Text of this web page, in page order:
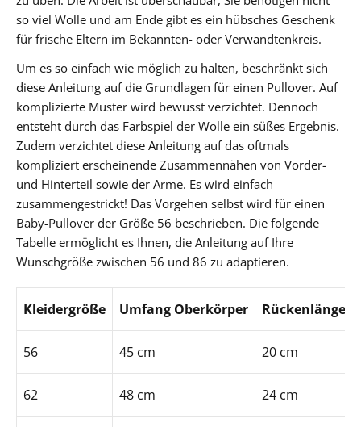
so viel Wolle und am Ende gibt es ein hübsches Geschenk
für frische Eltern im Bekannten- oder Verwandtenkreis.
Um es so einfach wie möglich zu halten, beschränkt sich
diese Anleitung auf die Grundlagen für einen Pullover. Auf
komplizierte Muster wird bewusst verzichtet. Dennoch
entsteht durch das Farbspiel der Wolle ein süßes Ergebnis.
Zudem verzichtet diese Anleitung auf das oftmals
kompliziert erscheinende Zusammennähen von Vorder-
und Hinterteil sowie der Arme. Es wird einfach
zusammengestrickt! Das Vorgehen selbst wird für einen
Baby-Pullover der Größe 56 beschrieben. Die folgende
Tabelle ermöglicht es Ihnen, die Anleitung auf Ihre
Wunschgröße zwischen 56 und 86 zu adaptieren.
Kleidergröße Umfang Oberkörper Rückenlänge
56 45 cm 20 cm
62 48 cm 24 cm